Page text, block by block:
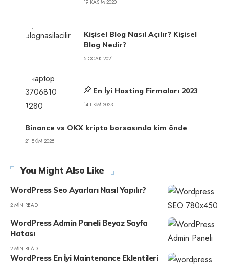
19 KASIM 2020
Kişisel Blog Nasıl Açılır? Kişisel
Blog Nedir?
5 OCAK 2021
En İyi Hosting Firmaları 2023
14 EKIM 2023
Binance vs OKX kripto borsasında kim önde
21 EKIM 2025
You Might Also Like
WordPress Seo Ayarları Nasıl Yapılır?
2 MIN READ
WordPress Admin Paneli Beyaz Sayfa
Hatası
2 MIN READ
WordPress En İyi Maintenance Eklentileri